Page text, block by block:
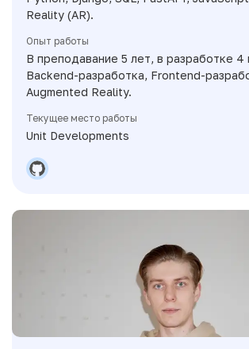
Reality (AR).
Опыт работы
В преподавание 5 лет, в разработке 4
Backend-разработка, Frontend-
Augmented Reality.
Текущее место работы
Unit Developments